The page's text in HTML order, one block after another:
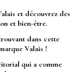
et découvrez des
et bien-être.
dans cette
Valais !
qui a comme